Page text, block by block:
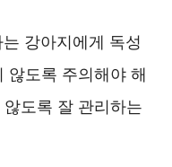
강아지에게 독성
않도록 주의해야 해
도록 잘 관리하는